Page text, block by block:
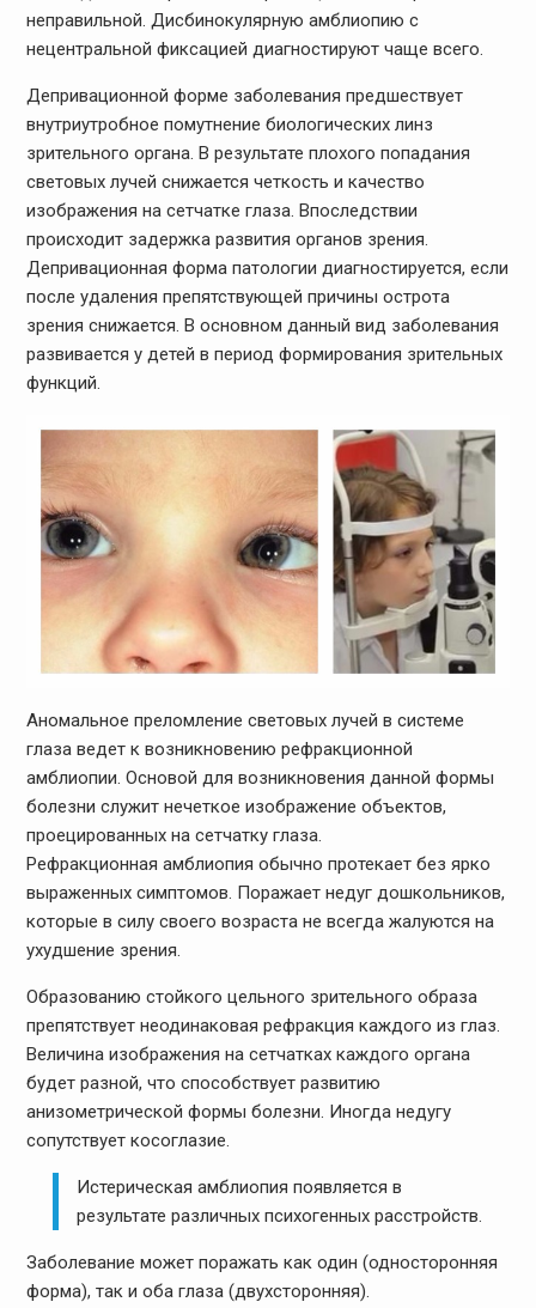
неправильной. Дисбинокулярную амблиопию с
нецентральной фиксацией диагностируют чаще всего.
Депривационной форме заболевания предшествует
внутриутробное помутнение биологических линз
зрительного органа. В результате плохого попадания
световых лучей снижается четкость и качество
изображения на сетчатке глаза. Впоследствии
происходит задержка развития органов зрения.
Депривационная форма патологии диагностируется, если
после удаления препятствующей причины острота
зрения снижается. В основном данный вид заболевания
развивается у детей в период формирования зрительных
функций.
Аномальное преломление световых лучей в системе
глаза ведет к возникновению рефракционной
амблиопии. Основой для возникновения данной формы
болезни служит нечеткое изображение объектов,
проецированных на сетчатку глаза.
Рефракционная амблиопия обычно протекает без ярко
выраженных симптомов. Поражает недуг дошкольников,
которые в силу своего возраста не всегда жалуются на
ухудшение зрения.
Образованию стойкого цельного зрительного образа
препятствует неодинаковая рефракция каждого из глаз.
Величина изображения на сетчатках каждого органа
будет разной, что способствует развитию
анизометрической формы болезни. Иногда недугу
сопутствует косоглазие.
Истерическая амблиопия появляется в
результате различных психогенных расстройств.
Заболевание может поражать как один (односторонняя
форма), так и оба глаза (двухсторонняя).